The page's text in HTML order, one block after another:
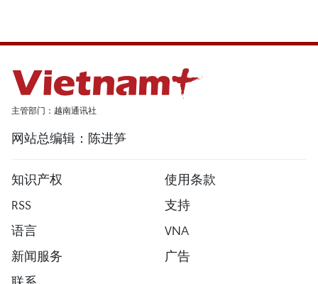
主管部门：越南通讯社
网站总编辑：陈进笋
知识产权
使用条款
RSS
支持
语言
VNA
新闻服务
广告